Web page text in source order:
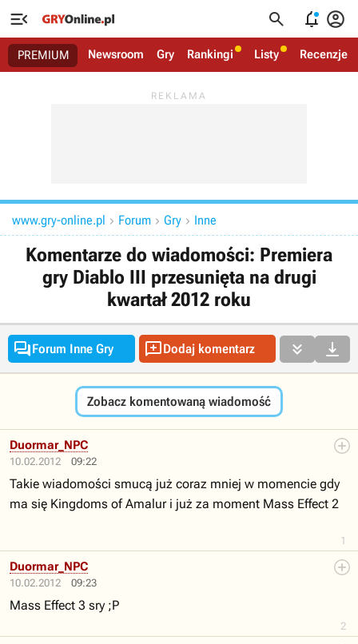
   
PREMIUM Newsroom Gry Rankingi Listy Recenzje
www.gry-online.pl  Forum  Gry  Inne
Komentarze do wiadomości: Premiera
gry Diablo III przesunięta na drugi
kwartał 2012 roku
Forum Inne Gry Dodaj komentarz  
Zobacz komentowaną wiadomość
10.02.2012 09:22
1
Duormar_NPC
Takie wiadomości smucą już coraz mniej w momencie gdy
ma się Kingdoms of Amalur i już za moment Mass Effect 2
10.02.2012 09:23
2
Duormar_NPC
Mass Effect 3 sry ;P